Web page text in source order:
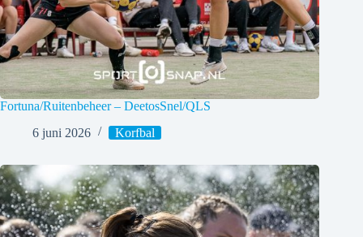
Fortuna/Ruitenbeheer – DeetosSnel/QLS
6 juni 2026
Korfbal